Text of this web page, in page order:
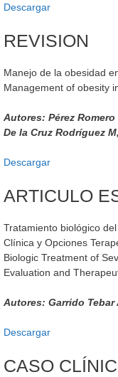
Descargar
REVISION
Manejo de la obesidad
Management of obesity
Autores: Pérez
De la Cruz Rodríguez
Descargar
ARTICULO
Tratamiento biológico
Clínica y Opciones
Biologic Treatment of
Evaluation and
Autores: Garrido Tebar
Descargar
CASO